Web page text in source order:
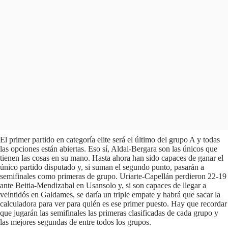
El primer partido en categoría elite será el último del grupo A y todas
las opciones están abiertas. Eso sí, Aldai-Bergara son las únicos que
tienen las cosas en su mano. Hasta ahora han sido capaces de ganar el
único partido disputado y, si suman el segundo punto, pasarán a
semifinales como primeras de grupo. Uriarte-Capellán perdieron 22-19
ante Beitia-Mendizabal en Usansolo y, si son capaces de llegar a
veintidós en Galdames, se daría un triple empate y habrá que sacar la
calculadora para ver para quién es ese primer puesto. Hay que recordar
que jugarán las semifinales las primeras clasificadas de cada grupo y
las mejores segundas de entre todos los grupos.